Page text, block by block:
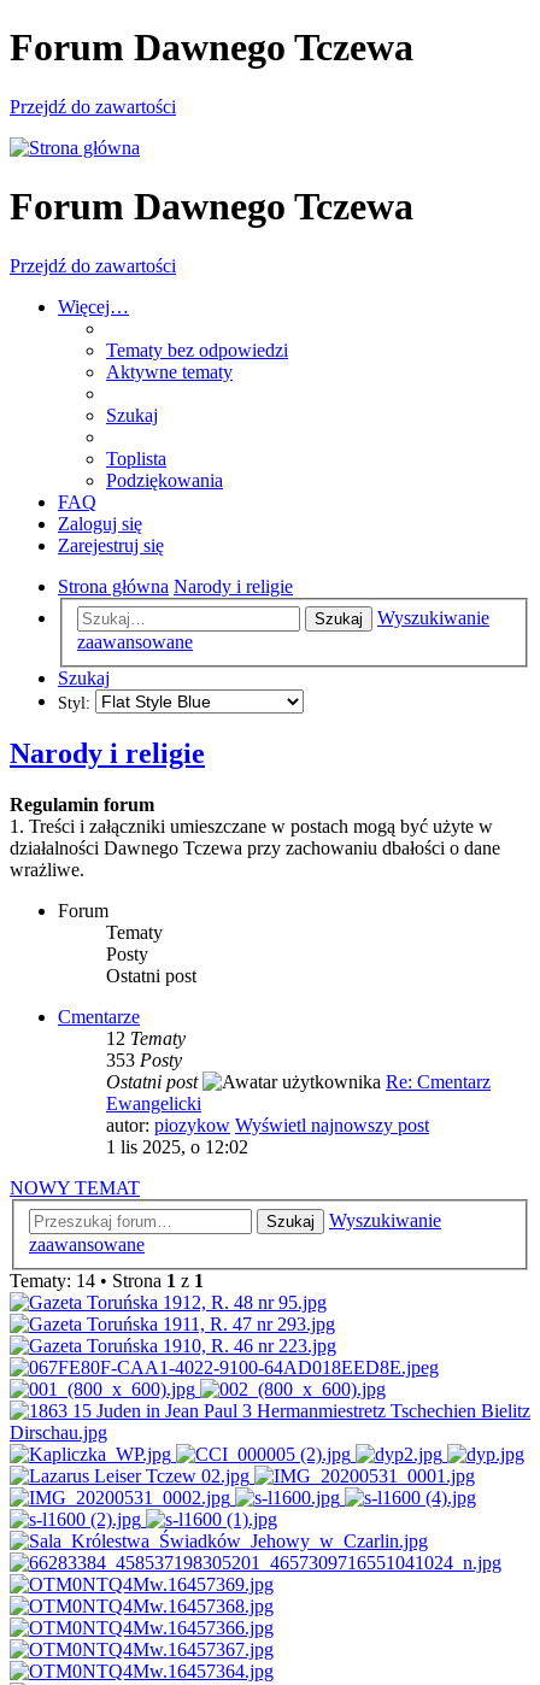
Forum Dawnego Tczewa
Przejdź do zawartości
Forum Dawnego Tczewa
Przejdź do zawartości
Więcej…
Tematy bez odpowiedzi
Aktywne tematy
Szukaj
Toplista
Podziękowania
FAQ
Zaloguj się
Zarejestruj się
Strona główna Narody i religie
Szukaj
Wyszukiwanie
zaawansowane
Szukaj
Styl:
Narody i religie
Regulamin forum
1. Treści i załączniki umieszczane w postach mogą być użyte w
działalności Dawnego Tczewa przy zachowaniu dbałości o dane
wrażliwe.
Forum
Tematy
Posty
Ostatni post
Cmentarze
12 Tematy
353 Posty
Ostatni post
Re: Cmentarz
Ewangelicki
autor: piozykow Wyświetl najnowszy post
1 lis 2025, o 12:02
NOWY TEMAT
Szukaj
Wyszukiwanie
zaawansowane
Tematy: 14 • Strona 1 z 1